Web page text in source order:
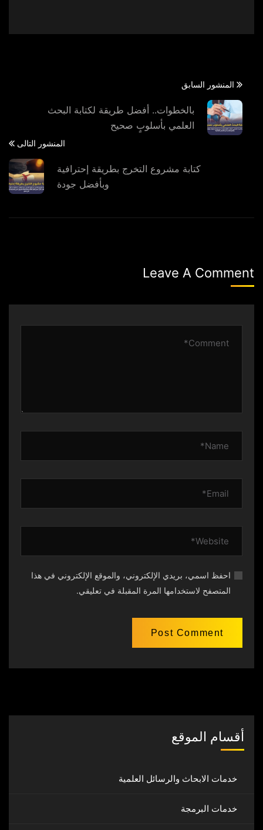
المنشور السابق
بالخطوات.. أفضل طريقة لكتابة البحث
العلمي بأسلوبٍ صحيح
المنشور التالى
كتابة مشروع التخرج بطريقة إحترافية
وبأفضل جودة
Leave A Comment
احفظ اسمي، بريدي الإلكتروني، والموقع الإلكتروني في هذا
المتصفح لاستخدامها المرة المقبلة في تعليقي.
أقسام الموقع
خدمات الابحاث والرسائل العلمية
خدمات البرمجة